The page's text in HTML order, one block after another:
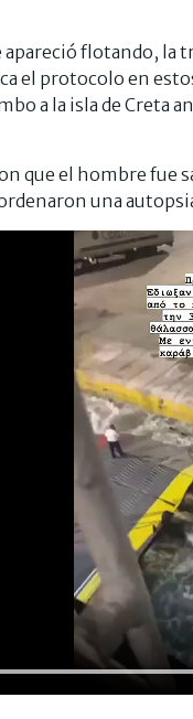
apareció flotando,
el protocolo en
a la isla de Creta
que el hombre fue
una